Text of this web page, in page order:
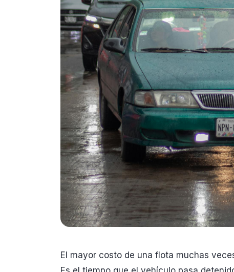
El mayor costo de una flota muchas